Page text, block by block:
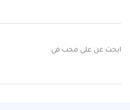
ابحث عن علي محب في: